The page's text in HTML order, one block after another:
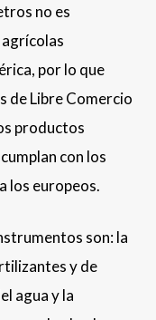
no es
por lo que
de Libre Comercio
productos
con los
los europeos.
son: la
y de
agua y la